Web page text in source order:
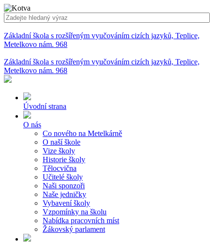
Základní škola s rozšířeným vyučováním cizích jazyků, Teplice,
Metelkovo nám. 968
Základní škola s rozšířeným vyučováním cizích jazyků, Teplice,
Metelkovo nám. 968
Úvodní strana
O nás
Co nového na Metelkárně
O naší škole
Vize školy
Historie školy
Tělocvična
Učitelé školy
Naši sponzoři
Naše jedničky
Vybavení školy
Vzpomínky na školu
Nabídka pracovních míst
Žákovský parlament